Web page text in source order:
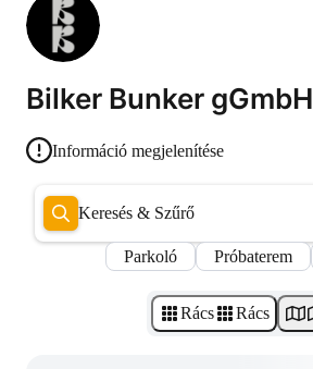
Bilker Bunker gGmbH
Információ megjelenítése
Keresés & Szűrő
Parkoló Próbaterem
Rács Rács